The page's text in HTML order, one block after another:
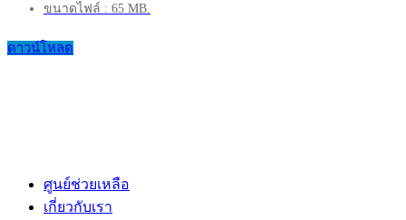
ขนาดไฟล์ : 65 MB.
ดาวน์โหลด
ศูนย์ช่วยเหลือ
เกี่ยวกับเรา